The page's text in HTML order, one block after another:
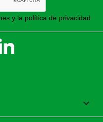
y la política de privacidad
